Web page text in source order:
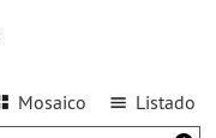
Listado
Mosaico